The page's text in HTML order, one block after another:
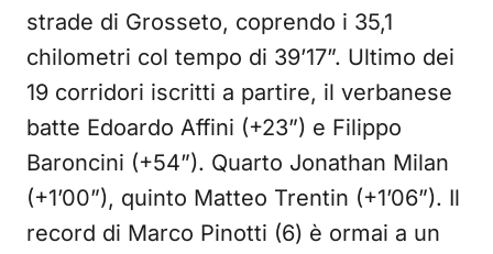
strade di Grosseto, coprendo i 35,1
chilometri col tempo di 39’17”. Ultimo dei
19 corridori iscritti a partire, il verbanese
batte Edoardo Affini (+23”) e Filippo
Baroncini (+54”). Quarto Jonathan Milan
(+1’00”), quinto Matteo Trentin (+1’06”). Il
record di Marco Pinotti (6) è ormai a un